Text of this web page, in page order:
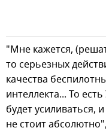
"Мне кажется,
то серьезных
качества
интеллекта... То
будет усиливаться,
не стоит